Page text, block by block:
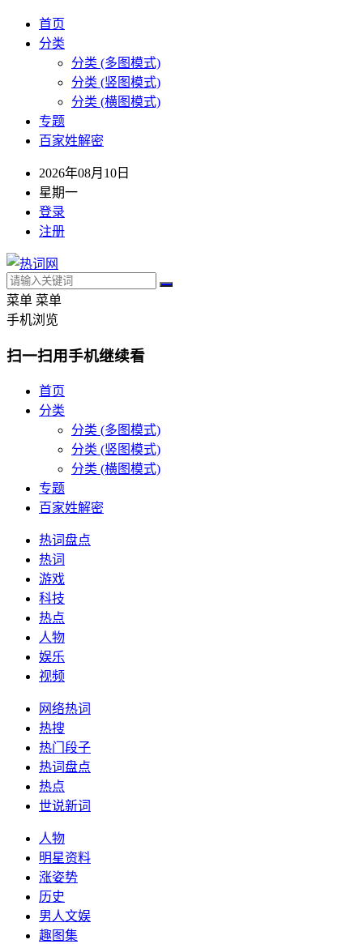
首页
分类
分类 (多图模式)
分类 (竖图模式)
分类 (横图模式)
专题
百家姓解密
2026年08月10日
星期一
登录
注册
菜单 菜单
手机浏览
扫一扫用手机继续看
首页
分类
分类 (多图模式)
分类 (竖图模式)
分类 (横图模式)
专题
百家姓解密
热词盘点
热词
游戏
科技
热点
人物
娱乐
视频
网络热词
热搜
热门段子
热词盘点
热点
世说新词
人物
明星资料
涨姿势
历史
男人文娱
趣图集